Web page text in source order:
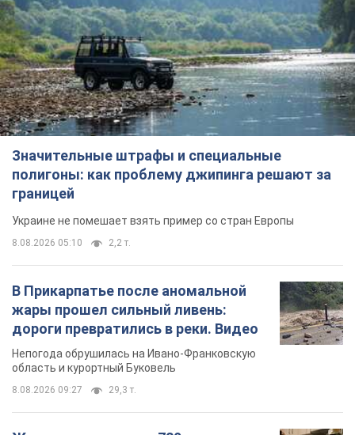
Значительные штрафы и специальные
полигоны: как проблему джипинга решают за
границей
Украине не помешает взять пример со стран Европы
8.08.2026 05:10 2,2 т.
В Прикарпатье после аномальной
жары прошел сильный ливень:
дороги превратились в реки. Видео
Непогода обрушилась на Ивано-Франковскую
область и курортный Буковель
8.08.2026 09:27 29,3 т.